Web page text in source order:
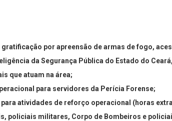
por apreensão de armas de fogo,
da Segurança Pública do Estado do
que atuam na área;
para servidores da Perícia Forense;
atividades de reforço operacional (horas
policiais militares, Corpo de Bombeiros e